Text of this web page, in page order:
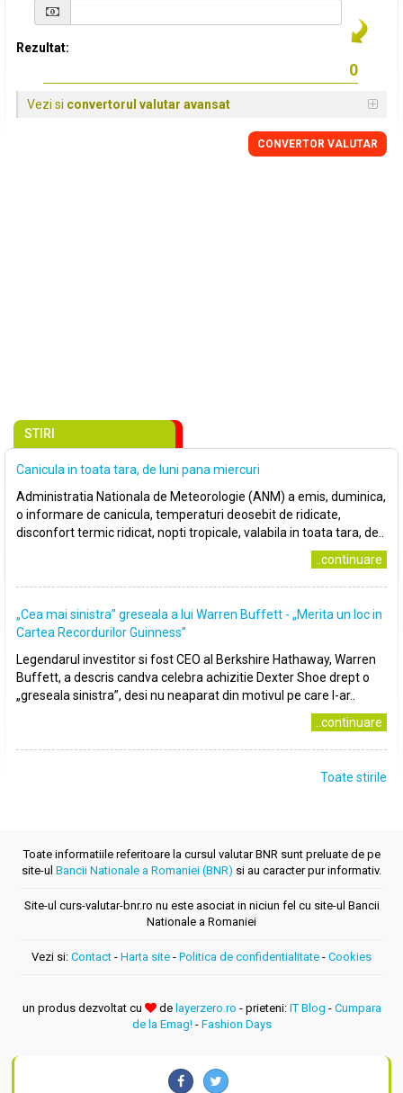
Rezultat:
Vezi si convertorul valutar avansat
CONVERTOR VALUTAR
STIRI
Canicula in toata tara, de luni pana miercuri
Administratia Nationala de Meteorologie (ANM) a emis, duminica,
o informare de canicula, temperaturi deosebit de ridicate,
disconfort termic ridicat, nopti tropicale, valabila in toata tara, de..
..continuare
„Cea mai sinistra” greseala a lui Warren Buffett - „Merita un loc in
Cartea Recordurilor Guinness”
Legendarul investitor si fost CEO al Berkshire Hathaway, Warren
Buffett, a descris candva celebra achizitie Dexter Shoe drept o
„greseala sinistra”, desi nu neaparat din motivul pe care l-ar..
..continuare
Toate stirile
Toate informatiile referitoare la cursul valutar BNR sunt preluate de pe
site-ul Bancii Nationale a Romaniei (BNR) si au caracter pur informativ.
Site-ul curs-valutar-bnr.ro nu este asociat in niciun fel cu site-ul Bancii
Nationale a Romaniei
Vezi si: Contact - Harta site - Politica de confidentialitate - Cookies
un produs dezvoltat cu de layerzero.ro - prieteni: IT Blog - Cumpara
de la Emag!- Fashion Days